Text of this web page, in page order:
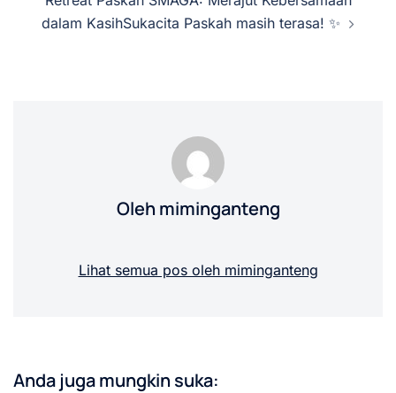
dalam KasihSukacita Paskah masih terasa! ✨
Oleh miminganteng
Lihat semua pos oleh miminganteng
Anda juga mungkin suka: